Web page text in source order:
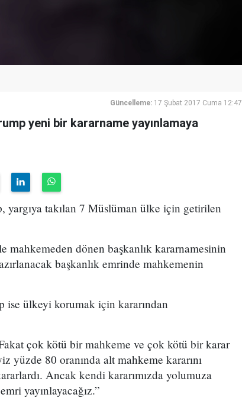
Güncelleme: 17 Şubat 2017 Cuma 12:47
yeni bir kararname yayınlamaya
takılan 7 Müslüman ülke için getirilen
mahkemeden dönen başkanlık kararnamesinin
başkanlık emrinde mahkemenin
ise ülkeyi korumak için kararından
çok kötü bir mahkeme ve çok kötü bir karar
yüzde 80 oranında alt mahkeme kararını
Ancak kendi kararımızda yolumuza
yayınlayacağız.”